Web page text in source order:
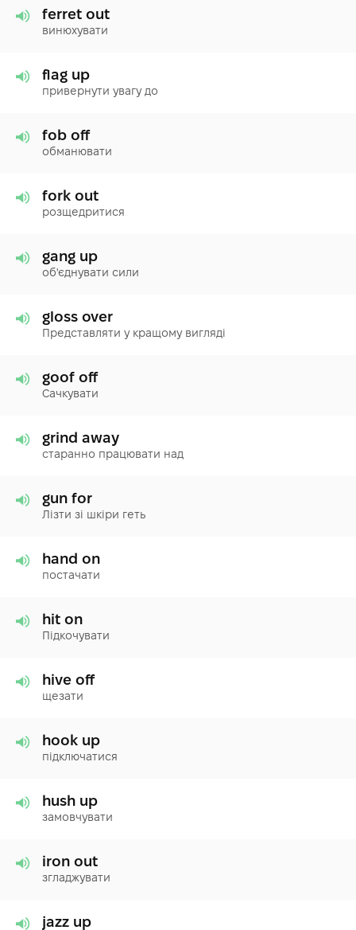
ferret out
винюхувати
flag up
привернути увагу до
fob off
обманювати
fork out
розщедритися
gang up
об'єднувати сили
gloss over
Представляти у кращому вигляді
goof off
Сачкувати
grind away
старанно працювати над
gun for
Лізти зі шкіри геть
hand on
постачати
hit on
Підкочувати
hive off
щезати
hook up
підключатися
hush up
замовчувати
iron out
згладжувати
jazz up